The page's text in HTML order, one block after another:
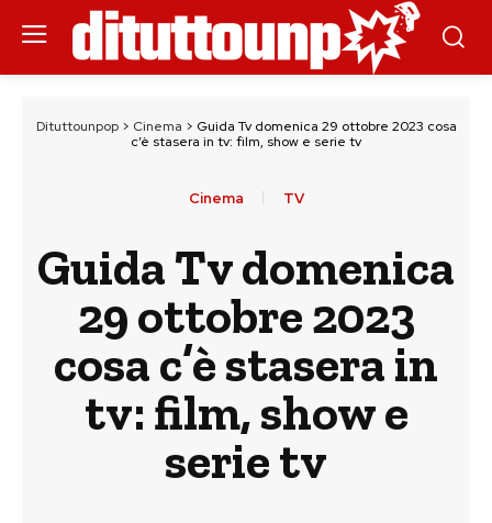
Dituttounpop> Cinema > Guida Tv domenica 29 ottobre 2023 cosa
c’è stasera in tv: film, show e serie tv
Cinema TV
Guida Tv domenica
29 ottobre 2023
cosa c’è stasera in
tv: film, show e
serie tv